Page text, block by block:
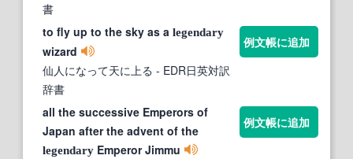
書
to fly up to the sky as a legendary
wizard
仙人になって天に上る - EDR日英対訳
辞書
例文帳に追加
all the successive Emperors of
Japan after the advent of the
legendary Emperor Jimmu
例文帳に追加